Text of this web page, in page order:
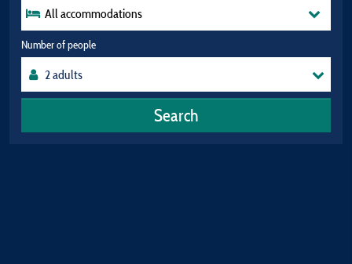
All accommodations
Number of people
Search